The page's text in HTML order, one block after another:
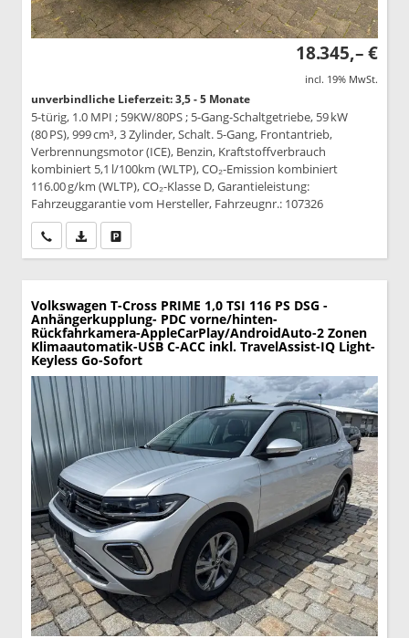
18.345,– €
incl. 19% MwSt.
unverbindliche Lieferzeit: 3,5 - 5 Monate
5-türig, 1.0 MPI ; 59KW/80PS ; 5-Gang-Schaltgetriebe, 59 kW
(80 PS), 999 cm³, 3 Zylinder, Schalt. 5-Gang, Frontantrieb,
Verbrennungsmotor (ICE), Benzin, Kraftstoffverbrauch
kombiniert 5,1 l/100km (WLTP), CO₂-Emission kombiniert
116.00 g/km (WLTP), CO₂-Klasse D, Garantieleistung:
Fahrzeuggarantie vom Hersteller, Fahrzeugnr.: 107326
Wir rufen Sie anPDF-Datei, Fahrzeugexposé drucken
Volkswagen T-Cross PRIME 1,0 TSI 116 PS DSG -
Anhängerkupplung- PDC vorne/hinten-
Rückfahrkamera-AppleCarPlay/AndroidAuto-2 Zonen
Klimaautomatik-USB C-ACC inkl. TravelAssist-IQ Light-
Keyless Go-Sofort